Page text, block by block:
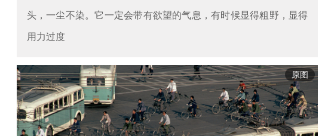
头，一尘不染。它一定会带有欲望的气息，有时候显得粗野，显得
用力过度
原图